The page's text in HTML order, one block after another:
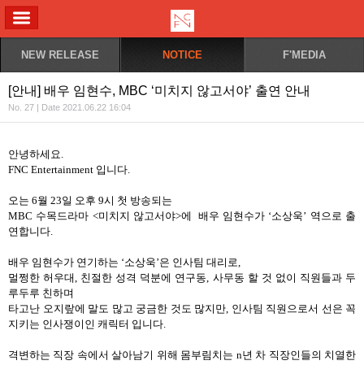
NEW RELEASE NOTICE F'MEDIA
[안내] 배우 임현수, MBC ‘미치지 않고서야’ 출연 안내
No. 27 | Date 2021.06.22 16:04
안녕하세요.
FNC Entertainment 입니다.
오는 6월 23일 오후 9시 첫 방송되는
MBC 수목드라마 <미치지 않고서야>에 배우 임현수가 ‘소상욱’ 역으로 출
연합니다.
배우 임현수가 연기하는 ‘소상욱’은 인사팀 대리로,
멀쩡한 허우대, 친절한 성격 덕분에 연구동, 사무동 할 것 없이 직원들과 두
루두루 친하며
타고난 오지랖에 말도 많고 궁금한 것도 많지만, 인사팀 직원으로서 선은 꼭
지키는 인사쟁이인 캐릭터 입니다.
격변하는 직장 속에서 살아남기 위해 몸부림치는 n년 차 직장인들의 치열한